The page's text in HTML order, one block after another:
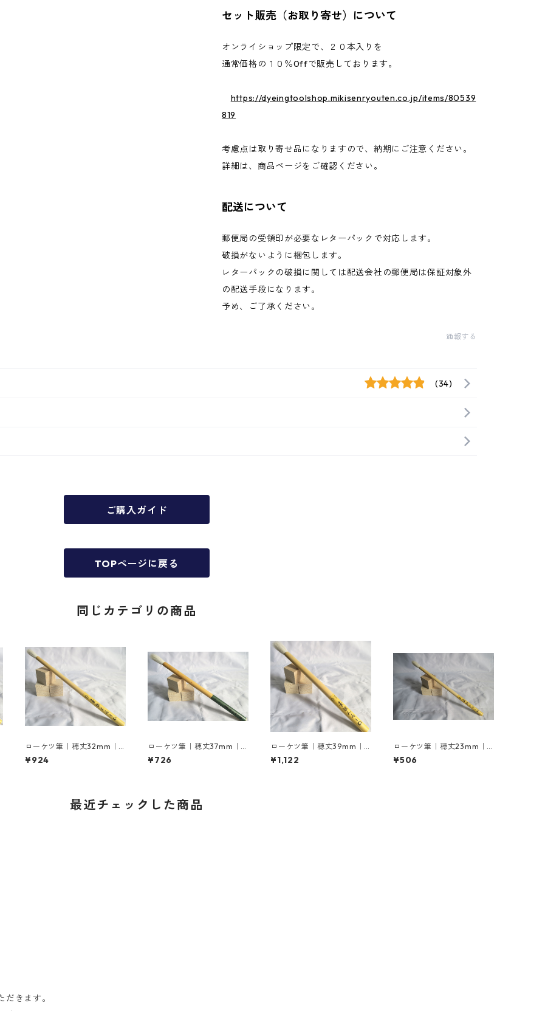
セット販売（お取り寄せ）について
オンライショップ限定で、２０本入りを
通常価格の１０％0ffで販売しております。
https://dyeingtoolshop.mikisenryouten.co.jp/items/80539
819
考慮点は取り寄せ品になりますので、納期にご注意ください。
詳細は、商品ページをご確認ください。
配送について
郵便局の受領印が必要なレターパックで対応します。
破損がないように梱包します。
レターパックの破損に関しては配送会社の郵便局は保証対象外
の配送手段になります。
予め、ご了承ください。
通報する
(34)
ご購入ガイド
TOPページに戻る
同じカテゴリの商品
ローケツ筆｜穂丈32mm｜6
号
¥924
ローケツ筆｜穂丈37mm｜8
号
¥726
ローケツ筆｜穂丈39mm｜1
0号
¥1,122
ローケツ筆｜穂丈23mm｜2
号
¥506
最近チェックした商品
きます。